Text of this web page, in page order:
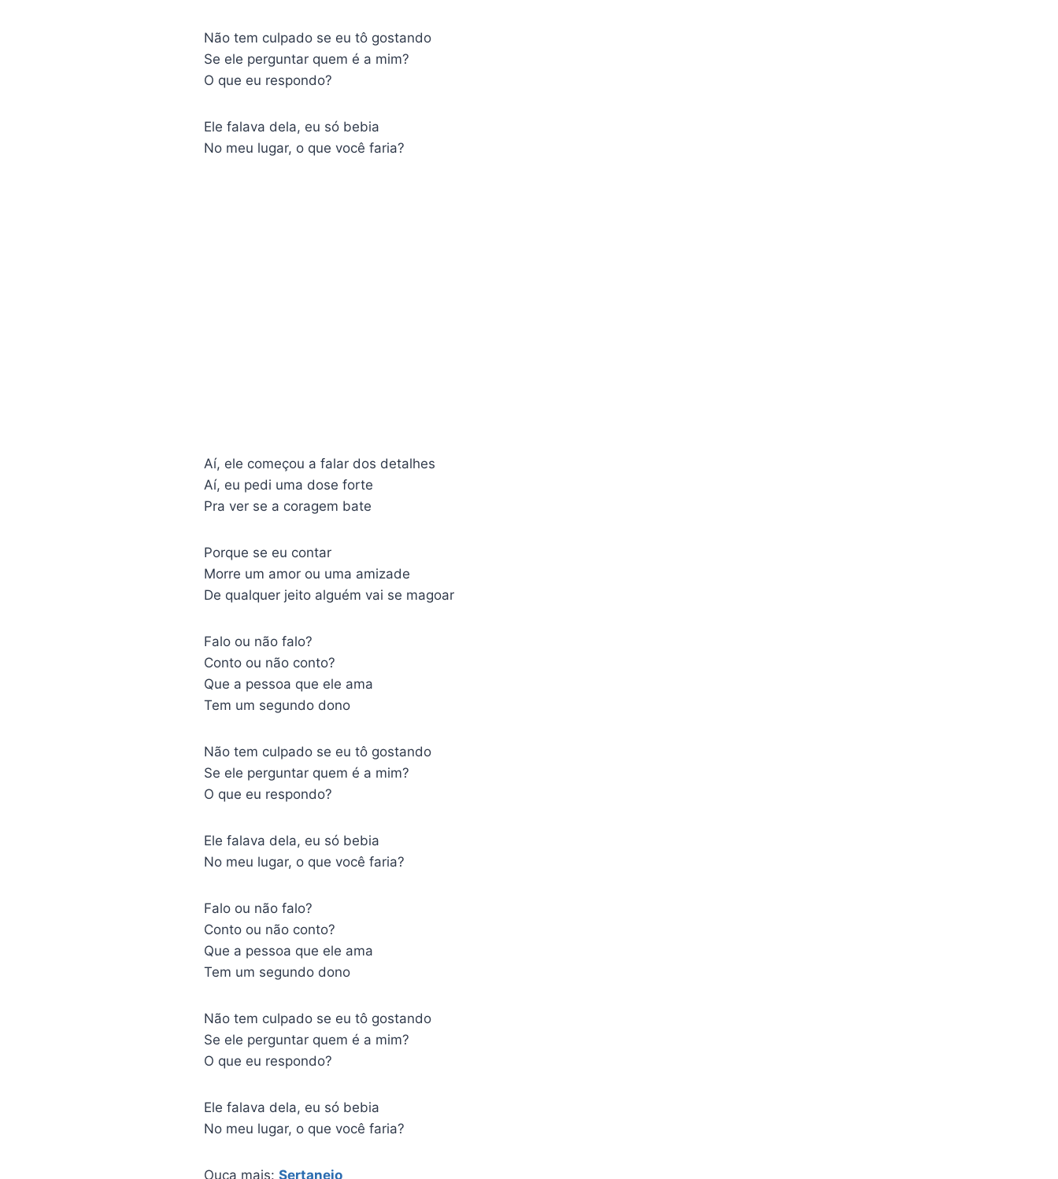
Não tem culpado se eu tô gostando
Se ele perguntar quem é a mim?
O que eu respondo?
Ele falava dela, eu só bebia
No meu lugar, o que você faria?
Aí, ele começou a falar dos detalhes
Aí, eu pedi uma dose forte
Pra ver se a coragem bate
Porque se eu contar
Morre um amor ou uma amizade
De qualquer jeito alguém vai se magoar
Falo ou não falo?
Conto ou não conto?
Que a pessoa que ele ama
Tem um segundo dono
Não tem culpado se eu tô gostando
Se ele perguntar quem é a mim?
O que eu respondo?
Ele falava dela, eu só bebia
No meu lugar, o que você faria?
Falo ou não falo?
Conto ou não conto?
Que a pessoa que ele ama
Tem um segundo dono
Não tem culpado se eu tô gostando
Se ele perguntar quem é a mim?
O que eu respondo?
Ele falava dela, eu só bebia
No meu lugar, o que você faria?
Ouça mais: Sertanejo